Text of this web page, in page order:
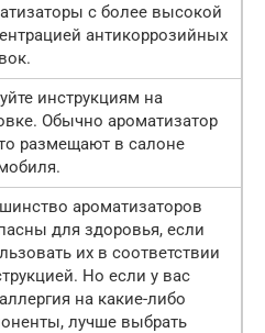
с более высокой
антикоррозийных
инструкциям на
Обычно ароматизатор
размещают в салоне
ароматизаторов
для здоровья, если
их в соответствии
Но если у вас
на какие-либо
лучше выбрать